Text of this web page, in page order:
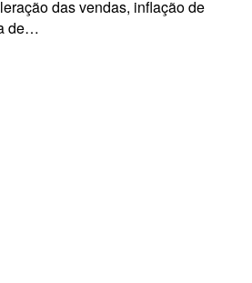
das vendas, inflação de
de…